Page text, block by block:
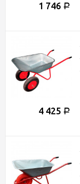
1 746 Р
4 425 Р